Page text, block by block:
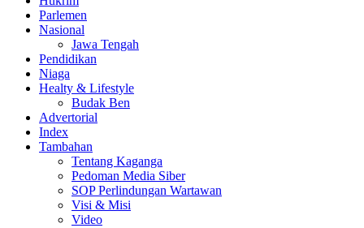
Parlemen
Nasional
Jawa Tengah
Pendidikan
Niaga
Healty & Lifestyle
Budak Ben
Advertorial
Index
Tambahan
Tentang Kaganga
Pedoman Media Siber
SOP Perlindungan Wartawan
Visi & Misi
Video